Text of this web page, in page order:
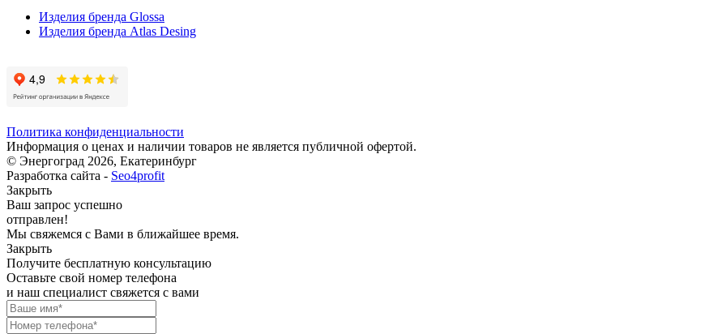
Изделия бренда Glossa
Изделия бренда Atlas Desing
Политика конфиденциальности
Информация о ценах и наличии товаров не является публичной офертой.
© Энергоград 2026, Екатеринбург
Разработка сайта - Seo4profit
Закрыть
Ваш запрос успешно
отправлен!
Мы свяжемся с Вами в ближайшее время.
Закрыть
Получите бесплатную консультацию
Оставьте свой номер телефона
и наш специалист свяжется с вами